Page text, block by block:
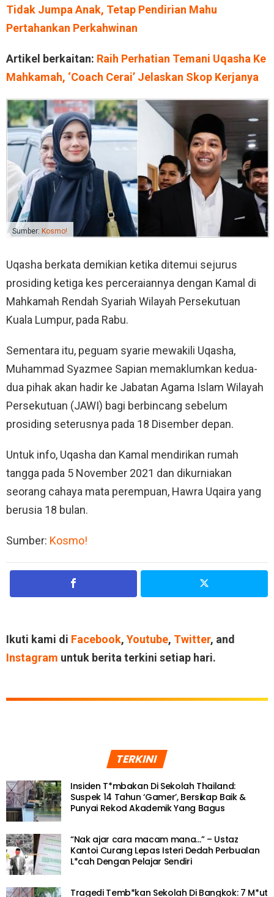
Tidak Jumpa Anak, Tetap Pendirian Mahu
Pertahankan Perkahwinan
Artikel berkaitan: Raih Perhatian Temani Uqasha Ke
Mahkamah, ‘Coach Cerai’ Jelaskan Skop Kerjanya
Sumber: Kosmo!
Uqasha berkata demikian ketika ditemui sejurus
prosiding ketiga kes perceraiannya dengan Kamal di
Mahkamah Rendah Syariah Wilayah Persekutuan
Kuala Lumpur, pada Rabu.
Sementara itu, peguam syarie mewakili Uqasha,
Muhammad Syazmee Sapian memaklumkan kedua-
dua pihak akan hadir ke Jabatan Agama Islam Wilayah
Persekutuan (JAWI) bagi berbincang sebelum
prosiding seterusnya pada 18 Disember depan.
Untuk info, Uqasha dan Kamal mendirikan rumah
tangga pada 5 November 2021 dan dikurniakan
seorang cahaya mata perempuan, Hawra Uqaira yang
berusia 18 bulan.
Sumber: Kosmo!
Ikuti kami di Facebook, Youtube, Twitter, and
Instagram untuk berita terkini setiap hari.
TERKINI
Insiden T*mbakan Di Sekolah Thailand:
Suspek 14 Tahun ‘Gamer’, Bersikap Baik &
Punyai Rekod Akademik Yang Bagus
“Nak ajar cara macam mana…” – Ustaz
Kantoi Curang Lepas Isteri Dedah Perbualan
L*cah Dengan Pelajar Sendiri
Tragedi Temb*kan Sekolah Di Bangkok: 7 M*ut